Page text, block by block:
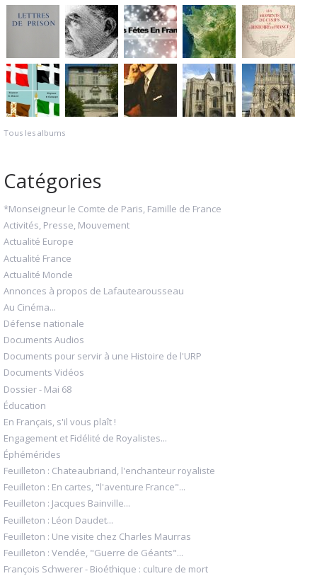
Tous les albums
Catégories
*Monseigneur le Comte de Paris, Famille de France
Activités, Presse, Mouvement
Actualité Europe
Actualité France
Actualité Monde
Annonces à propos de Lafautearousseau
Au Cinéma...
Défense nationale
Documents Audios
Documents pour servir à une Histoire de l'URP
Documents Vidéos
Dossier - Mai 68
Éducation
En Français, s'il vous plaît !
Engagement et Fidélité de Royalistes...
Éphémérides
Feuilleton : Chateaubriand, l'enchanteur royaliste
Feuilleton : En cartes, "l'aventure France"...
Feuilleton : Jacques Bainville...
Feuilleton : Léon Daudet...
Feuilleton : Une visite chez Charles Maurras
Feuilleton : Vendée, "Guerre de Géants"...
François Schwerer - Bioéthique : culture de mort